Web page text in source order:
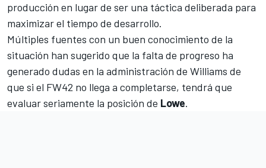
producción en lugar de ser una táctica deliberada para
maximizar el tiempo de desarrollo.
Múltiples fuentes con un buen conocimiento de la
situación han sugerido que la falta de progreso ha
generado dudas en la administración de Williams de
que si el FW42 no llega a completarse, tendrá que
evaluar seriamente la posición de Lowe.